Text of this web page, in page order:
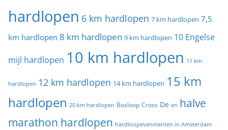
hardlopen 6 km hardlopen 7 km hardlopen 7,5
km hardlopen 8 km hardlopen 9 km hardlopen 10 Engelse
mijl hardlopen 10 km hardlopen 11 km
hardlopen 12 km hardlopen 14 km hardlopen 15 km
hardlopen 20 km hardlopen Bosloop Cross De en halve
marathon hardlopen hardloopevenmenten in Amsterdam